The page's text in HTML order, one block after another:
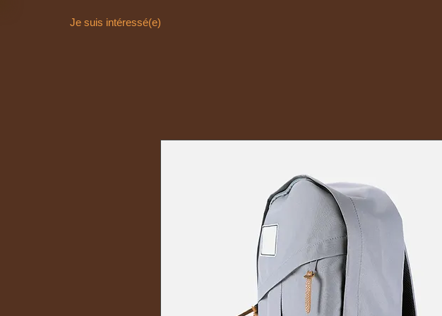
Je suis intéressé(e)